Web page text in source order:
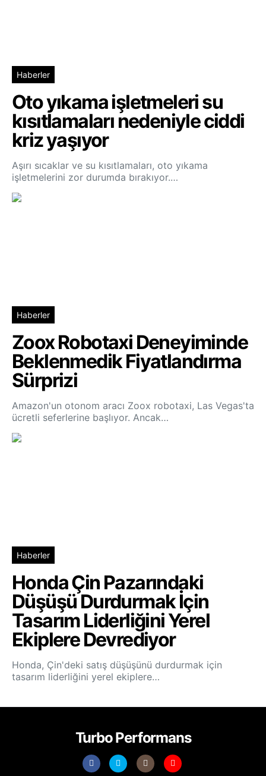
Haberler
Oto yıkama işletmeleri su
kısıtlamaları nedeniyle ciddi
kriz yaşıyor
Aşırı sıcaklar ve su kısıtlamaları, oto yıkama
işletmelerini zor durumda bırakıyor.…
Haberler
Zoox Robotaxi Deneyiminde
Beklenmedik Fiyatlandırma
Sürprizi
Amazon'un otonom aracı Zoox robotaxi, Las Vegas'ta
ücretli seferlerine başlıyor. Ancak…
Haberler
Honda Çin Pazarındaki
Düşüşü Durdurmak İçin
Tasarım Liderliğini Yerel
Ekiplere Devrediyor
Honda, Çin'deki satış düşüşünü durdurmak için
tasarım liderliğini yerel ekiplere…
Turbo Performans